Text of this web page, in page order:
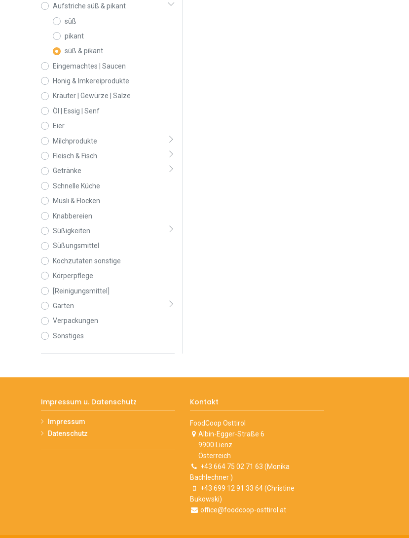
Aufstriche süß & pikant
süß
pikant
süß & pikant
Eingemachtes | Saucen
Honig & Imkereiprodukte
Kräuter | Gewürze | Salze
Öl | Essig | Senf
Eier
Milchprodukte
Fleisch & Fisch
Getränke
Schnelle Küche
Müsli & Flocken
Knabbereien
Süßigkeiten
Süßungsmittel
Kochzutaten sonstige
Körperpflege
[Reinigungsmittel]
Garten
Verpackungen
Sonstiges
Impressum u. Datenschutz
Impressum
Datenschutz
Kontakt
FoodCoop Osttirol
Albin-Egger-Straße 6
9900 Lienz
Österreich
+43 664 75 02 71 63 (Monika
Bachlechner )
+43 699 12 91 33 64 (Christine
Bukowski)
office@foodcoop-osttirol.at